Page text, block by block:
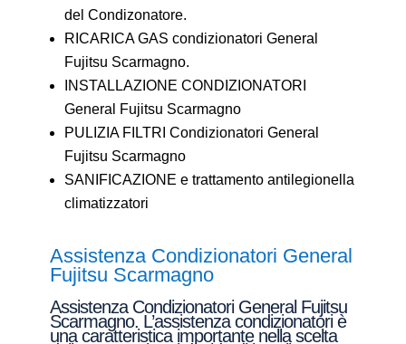
del Condizonatore.
RICARICA GAS condizionatori General
Fujitsu Scarmagno.
INSTALLAZIONE CONDIZIONATORI
General Fujitsu Scarmagno
PULIZIA FILTRI Condizionatori General
Fujitsu Scarmagno
SANIFICAZIONE e trattamento antilegionella
climatizzatori
Assistenza Condizionatori General
Fujitsu Scarmagno
Assistenza Condizionatori General Fujitsu
Scarmagno. L’assistenza condizionatori è
una caratteristica importante nella scelta